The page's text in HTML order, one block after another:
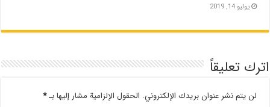
يوليو 14, 2019
اترك تعليقاً
لن يتم نشر عنوان بريدك الإلكتروني. الحقول الإلزامية مشار إليها بـ*